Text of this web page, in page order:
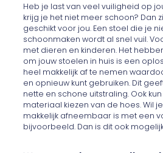
Heb je last van veel vuiligheid op
krijg je het niet meer schoon? Dan
geschikt voor jou. Een stoel die je
schoonmaken wordt al snel vuil.
met dieren en kinderen. Het
om jouw stoelen in huis is een
heel makkelijk af te nemen
en opnieuw kunt gebruiken. Dit
nette en schone uitstraling. Ook
materiaal kiezen van de hoes. Wil
makkelijk afneembaar is met een
bijvoorbeeld. Dan is dit ook